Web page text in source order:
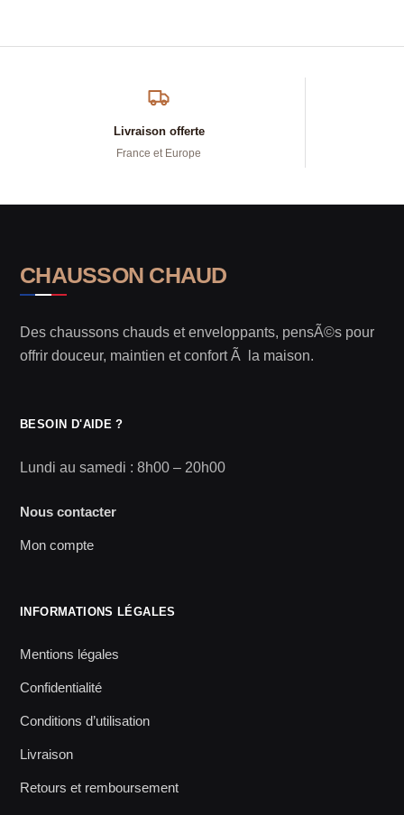
Livraison offerte
France et Europe
CHAUSSON CHAUD
Des chaussons chauds et enveloppants, pensÃ©s pour
offrir douceur, maintien et confort Ã la maison.
BESOIN D'AIDE ?
Lundi au samedi : 8h00 – 20h00
Nous contacter
Mon compte
INFORMATIONS LÉGALES
Mentions légales
Confidentialité
Conditions d’utilisation
Livraison
Retours et remboursement